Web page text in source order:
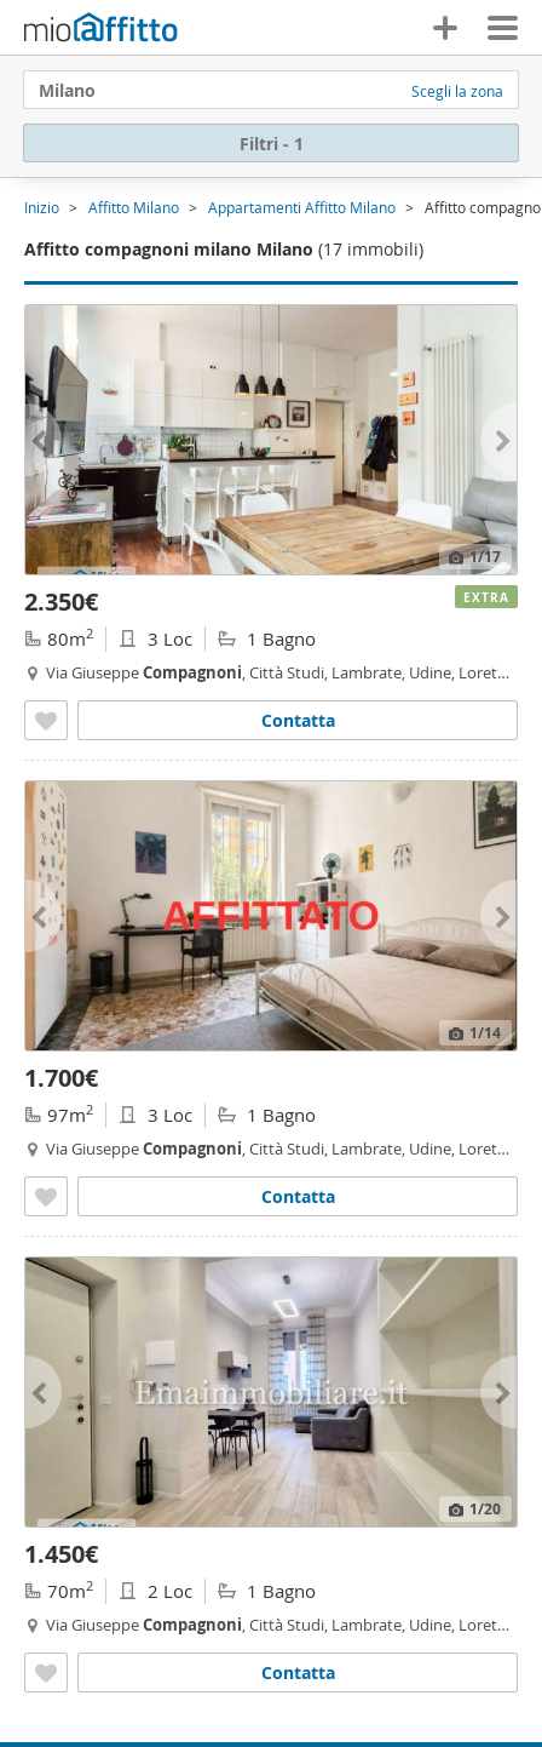
Milano Scegli la zona
Filtri - 1
Inizio Affitto Milano Appartamenti Affitto Milano Affitto
Affitto compagnoni milano Milano (17 immobili)
1/17
2.350€
80m2 3 Loc 1 Bagno
Via GiuseppeCompagnoni, Città Studi, Lambrate, Udine, Loreto,
Contatta
EXTRA
1/14
1.700€
97m2 3 Loc 1 Bagno
Via GiuseppeCompagnoni, Città Studi, Lambrate, Udine, Loreto,
Contatta
1/20
1.450€
70m2 2 Loc 1 Bagno
Via GiuseppeCompagnoni, Città Studi, Lambrate, Udine, Loreto,
Contatta